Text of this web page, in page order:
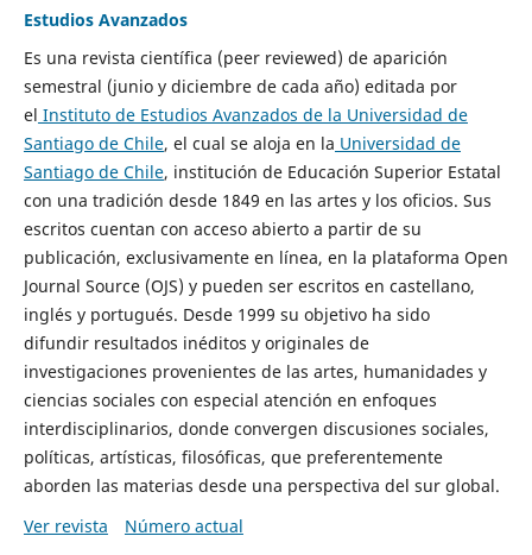
Estudios Avanzados
Es una revista científica (peer reviewed) de aparición
semestral (junio y diciembre de cada año) editada por
el Instituto de Estudios Avanzados de la Universidad de
Santiago de Chile, el cual se aloja en la Universidad de
Santiago de Chile, institución de Educación Superior Estatal
con una tradición desde 1849 en las artes y los oficios. Sus
escritos cuentan con acceso abierto a partir de su
publicación, exclusivamente en línea, en la plataforma Open
Journal Source (OJS) y pueden ser escritos en castellano,
inglés y portugués. Desde 1999 su objetivo ha sido
difundir resultados inéditos y originales de
investigaciones provenientes de las artes, humanidades y
ciencias sociales con especial atención en enfoques
interdisciplinarios, donde convergen discusiones sociales,
políticas, artísticas, filosóficas, que preferentemente
aborden las materias desde una perspectiva del sur global.
Ver revista
Número actual